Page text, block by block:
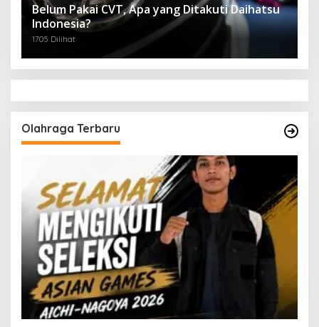
Belum Pakai CVT, Apa yang Ditakuti Daihatsu
Indonesia?
1705 Dilihat
Olahraga Terbaru